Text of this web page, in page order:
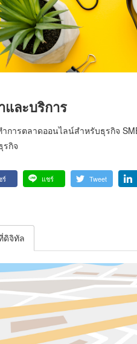
และบริการ
ำการตลาดออนไลน์สำหรับธุรกิจ
รกิจ
ร์ แชร์ Tweet
ดิจิทัล